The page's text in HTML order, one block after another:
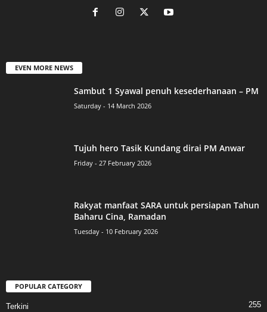
EVEN MORE NEWS
Sambut 1 Syawal penuh kesederhanaan – PM
Saturday - 14 March 2026
Tujuh hero Tasik Kundang dirai PM Anwar
Friday - 27 February 2026
Rakyat manfaat SARA untuk persiapan Tahun
Baharu Cina, Ramadan
Tuesday - 10 February 2026
POPULAR CATEGORY
Terkini 255